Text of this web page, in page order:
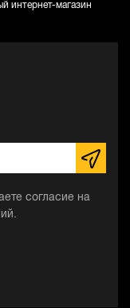
согласие на
интернет-магазин